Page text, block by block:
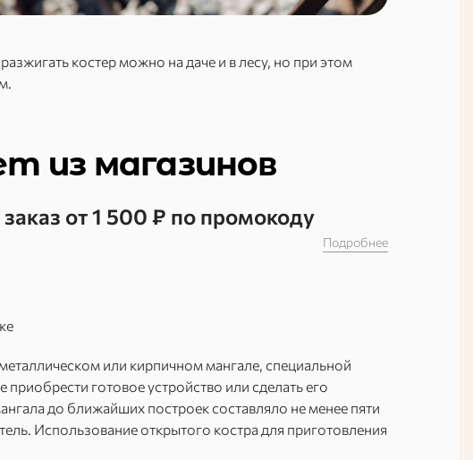
костер можно на даче и в лесу, но при этом
из магазинов
от 1 500 ₽ по промокоду
Подробнее
или кирпичном мангале, специальной
готовое устройство или сделать его
до ближайших построек составляло не менее пяти
Использование открытого костра для приготовления